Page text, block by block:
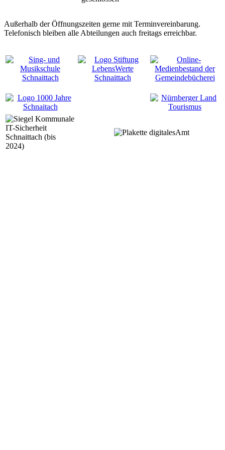
Außerhalb der Öffnungszeiten gerne mit Terminvereinbarung.
Telefonisch bleiben alle Abteilungen auch freitags erreichbar.